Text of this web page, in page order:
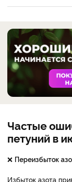
Частые
петуний в
❌ Переизбыток
Избыток азота